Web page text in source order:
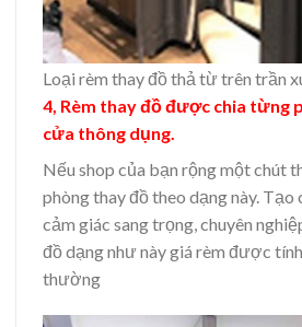
Loại rèm thay đồ thả từ trên trần
4, Rèm thay đồ được chia từng
cửa thông dụng.
Nếu shop của bạn rộng một chút
phòng thay đồ theo dạng này. Tạo
cảm giác sang trọng, chuyên
đồ dạng như này giá rèm được
thường